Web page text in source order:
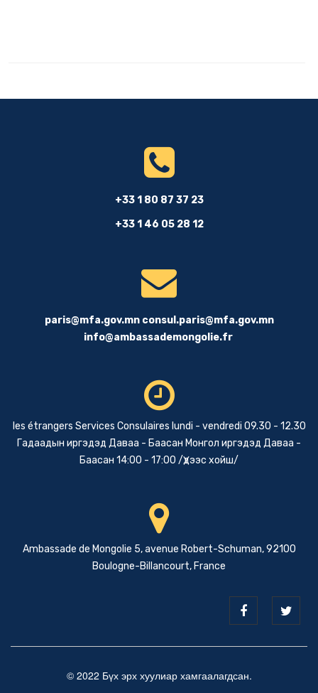
+33 1 80 87 37 23
+33 1 46 05 28 12
paris@mfa.gov.mn consul.paris@mfa.gov.mn
info@ambassademongolie.fr
les étrangers Services Consulaires lundi - vendredi 09.30 - 12.30
Гадаадын иргэдэд Даваа - Баасан Монгол иргэдэд Даваа -
Баасан 14:00 - 17:00 /Үдээс хойш/
Ambassade de Mongolie 5, avenue Robert-Schuman, 92100
Boulogne-Billancourt, France
© 2022 Бүх эрх хуулиар хамгаалагдсан.